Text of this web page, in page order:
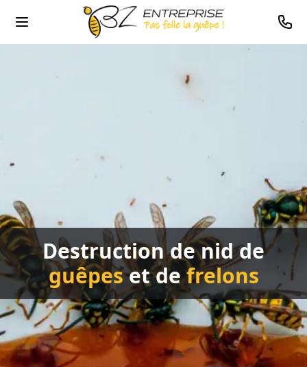
Destruction de nid de
guêpeset defrelons